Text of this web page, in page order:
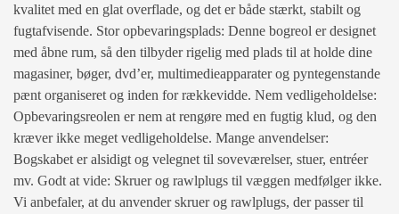
kvalitet med en glat overflade, og det er både stærkt, stabilt og
fugtafvisende. Stor opbevaringsplads: Denne bogreol er designet
med åbne rum, så den tilbyder rigelig med plads til at holde dine
magasiner, bøger, dvd’er, multimedieapparater og pyntegenstande
pænt organiseret og inden for rækkevidde. Nem vedligeholdelse:
Opbevaringsreolen er nem at rengøre med en fugtig klud, og den
kræver ikke meget vedligeholdelse. Mange anvendelser:
Bogskabet er alsidigt og velegnet til soveværelser, stuer, entréer
mv. Godt at vide: Skruer og rawlplugs til væggen medfølger ikke.
Vi anbefaler, at du anvender skruer og rawlplugs, der passer til